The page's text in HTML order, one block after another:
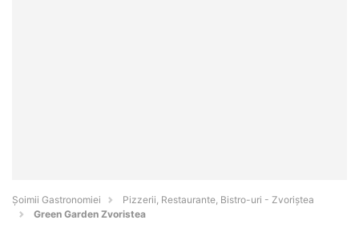
Șoimii Gastronomiei
Pizzerii, Restaurante, Bistro-uri - Zvoriştea
Green Garden Zvoristea